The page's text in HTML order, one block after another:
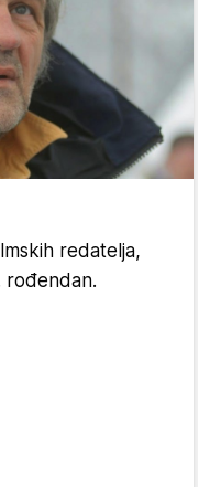
redatelja,
rođendan.